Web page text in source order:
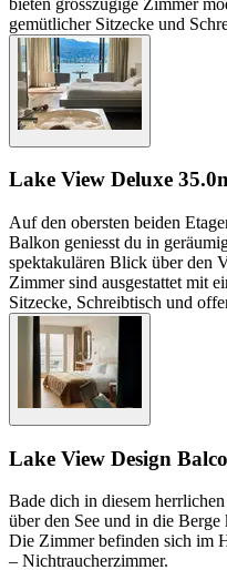
gemütlicher Sitzecke und
Lake View Deluxe
Auf den obersten beiden
Balkon geniesst du in
spektakulären Blick über den
Zimmer sind ausgestattet mit
Sitzecke, Schreibtisch und
Lake View Design
Bade dich in diesem
über den See und in die
Die Zimmer befinden sich im
– Nichtraucherzimmer.